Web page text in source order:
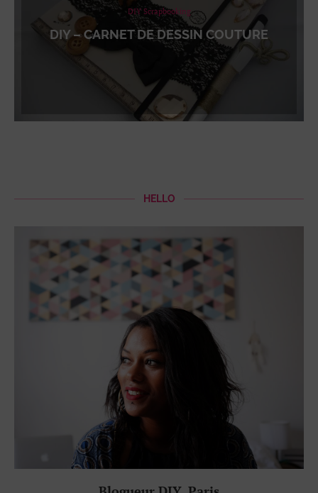
DIY Scrapbooking
DIY – CARNET DE DESSIN COUTURE
HELLO